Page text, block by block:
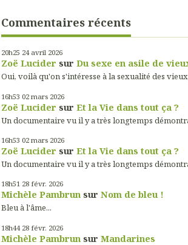
Commentaires récents
20h25 24 avril 2026
Zoë Lucider sur Du sexe en asile de
Oui, voilà qu'on s'intéresse à la sexualité des
16h53 02 mars 2026
Zoë Lucider sur Et la Vie dans tout ça ?
Un documentaire vu il y a très longtemps
16h53 02 mars 2026
Zoë Lucider sur Et la Vie dans tout ça ?
Un documentaire vu il y a très longtemps
18h51 28 févr. 2026
Michèle Pambrun sur Nom de bleu !
Bleu à l'âme...
18h44 28 févr. 2026
Michèle Pambrun sur Mandarines